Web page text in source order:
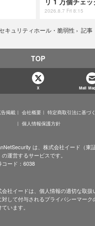
2026.8.7 Fri 8:15
セキュリティホール・脆弱性 › 記事
TOP
X Mail
告掲載 会社概要
特定商取引法に基づ
個人情報保護方針
は、株式会社イード（東
の運営するサービスです。
コード：6038
会社イードは、個人情報の適切な取扱
対して付与されるプライバシーマーク
います。